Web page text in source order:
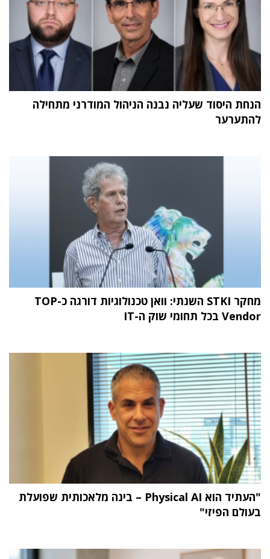
הנחת היסוד שעליה נבנה הניהול המודרני מתחילה
להתערער
מחקר STKI השנתי: וואן טכנולוגיות דורגה כ-TOP
Vendor בכל תחומי שוק ה-IT
"העתיד הוא Physical AI – בינה מלאכותית שפועלת
בעולם הפיזי"